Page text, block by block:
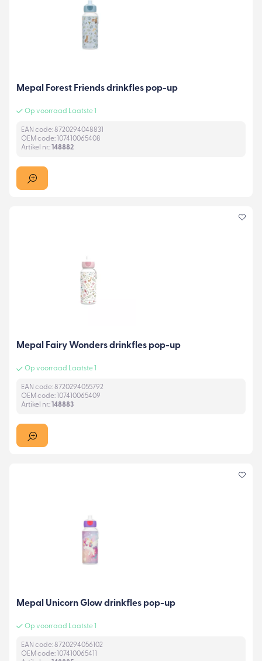
Mepal Forest Friends drinkfles pop-up
Op voorraad Laatste 1
EAN code: 8720294048831
OEM code: 107410065408
Artikel nr.:148882
Mepal Fairy Wonders drinkfles pop-up
Op voorraad Laatste 1
EAN code: 8720294055792
OEM code: 107410065409
Artikel nr.: 148883
Mepal Unicorn Glow drinkfles pop-up
Op voorraad Laatste 1
EAN code: 8720294056102
OEM code: 107410065411